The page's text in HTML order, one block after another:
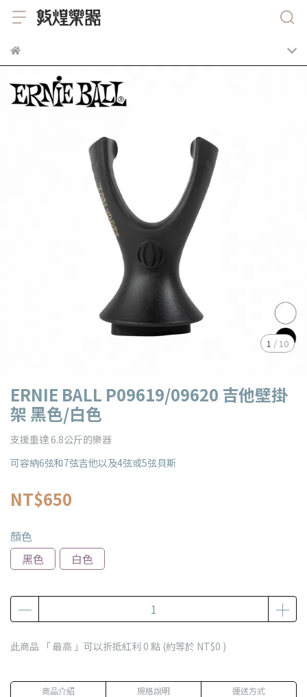
1 / 10
ERNIE BALL P09619/09620 吉他壁掛
架 黑色/白色
支援重達 6.8公斤的樂器
可容納6弦和7弦吉他以及4弦或5弦貝斯
NT$650
顏色
黑色
白色
此商品 「 最高 」可以折抵紅利 0 點 (約等於 NT$0 )
商品介紹 規格說明 運送方式